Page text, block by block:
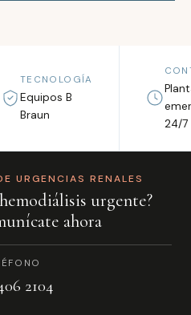
TECNOLOGÍA
Equipos B
Braun
24/7
URGENCIAS RENALES
urgente?
ahora
2104